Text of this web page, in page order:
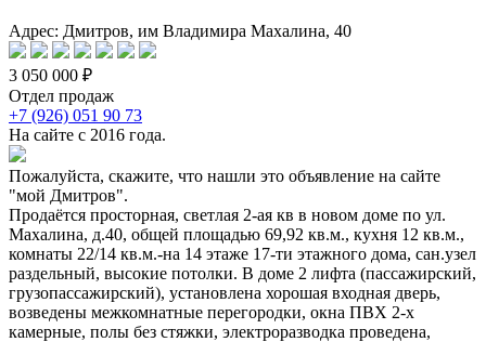
Адрес: Дмитров, им Владимира Махалина, 40
3 050 000 ₽
Отдел продаж
+7 (926) 051 90 73
На сайте с 2016 года.
Пожалуйста, скажите, что нашли это объявление на сайте
"мой Дмитров".
Продаётся просторная, светлая 2-ая кв в новом доме по ул.
Махалина, д.40, общей площадью 69,92 кв.м., кухня 12 кв.м.,
комнаты 22/14 кв.м.-на 14 этаже 17-ти этажного дома, cан.узел
раздельный, высокие потолки. В доме 2 лифта (пассажирский,
грузопассажирский), установлена хорошая входная дверь,
возведены межкомнатные перегородки, окна ПВХ 2-х
камерные, полы без стяжки, электроразводка проведена,